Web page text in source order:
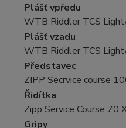
Plášť vpředu
WTB Riddler TCS
Plášť vzadu
WTB Riddler TCS
Představec
ZIPP Secrvice course
Řidítka
Zipp Service Course 70
Gripy